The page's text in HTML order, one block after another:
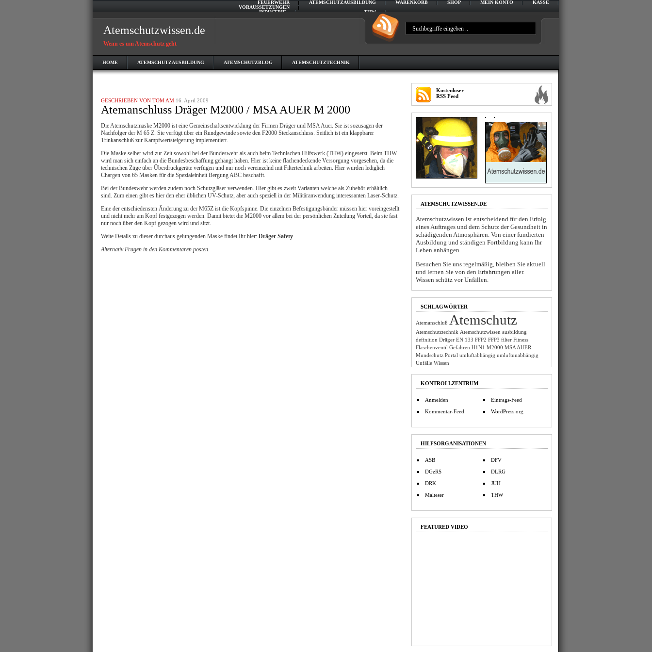
KASSE
MEIN KONTO
SHOP
WARENKORB
ATEMSCHUTZAUSBILDUNG
FEUERWEHR
VORAUSSETZUNGEN
THW
INDUSTRIE
DATENSCHUTZERKLÄRUNG
IMPRESSUM
Atemschutzwissen.de
Wenn es um Atemschutz geht
HOME ATEMSCHUTZAUSBILDUNG ATEMSCHUTZBLOG ATEMSCHUTZTECHNIK
GESCHRIEBEN VON TOM AM 16. April 2009
Atemanschluss Dräger M2000 / MSA AUER M 2000
Die Atemschutzmaske M2000 ist eine Gemeinschaftsentwicklung der Firmen Dräger und MSA Auer. Sie ist sozusagen der
Nachfolger der M 65 Z. Sie verfügt über ein Rundgewinde sowie den F2000 Steckanschluss. Seitlich ist ein klappbarer
Trinkanschluß zur Kampfwertsteigerung implementiert.
Die Maske selber wird zur Zeit sowohl bei der Bundeswehr als auch beim Technischen Hilfswerk (THW) eingesetzt. Beim THW
wird man sich einfach an die Bundesbeschaffung gehängt haben. Hier ist keine flächendeckende Versorgung vorgesehen, da die
technischen Züge über Überdruckgeräte verfügen und nur noch vereinzelnd mit Filtertechnik arbeiten. Hier wurden lediglich
Chargen von 65 Masken für die Spezialeinheit Bergung ABC beschafft.
Bei der Bundeswehr werden zudem noch Schutzgläser verwenden. Hier gibt es zweit Varianten welche als Zubehör erhältlich
sind. Zum einen gibt es hier den eher üblichen UV-Schutz, aber auch speziell in der Militäranwendung interessanten Laser-Schutz.
Eine der entschiedensten Änderung zu der M65Z ist die Kopfspinne. Die einzelnen Befestigungsbänder müssen hier voreingestellt
und nicht mehr am Kopf festgezogen werden. Damit bietet die M2000 vor allem bei der persönlichen Zuteilung Vorteil, da sie fast
nur noch über den Kopf gezogen wird und sitzt.
Weite Details zu dieser durchaus gelungenden Maske findet Ihr hier: Dräger Safety
Alternativ Fragen in den Kommentaren posten.
Kostenloser
RSS Feed
ATEMSCHUTZWISSEN.DE
Atemschutzwissen ist entscheidend für den Erfolg
eines Auftrages und dem Schutz der Gesundheit in
schädigenden Atmosphären. Von einer fundierten
Ausbildung und ständigen Fortbildung kann Ihr
Leben anhängen.
Besuchen Sie uns regelmäßig, bleiben Sie aktuell
und lernen Sie von den Erfahrungen aller.
Wissen schütz vor Unfällen.
SCHLAGWÖRTER
Atemanschluß Atemschutz
Atemschutztechnik Atemschutzwissen ausbildung
definition Dräger EN 133 FFP2 FFP3 filter Fitness
Flaschenventil Gefahren H1N1 M2000 MSA AUER
Mundschutz Portal umluftabhängig umluftunabhängig
Unfälle Wissen
KONTROLLZENTRUM
Anmelden
Eintrags-Feed
Kommentar-Feed
WordPress.org
HILFSORGANISATIONEN
ASB
DFV
DGzRS
DLRG
DRK
JUH
Malteser
THW
FEATURED VIDEO